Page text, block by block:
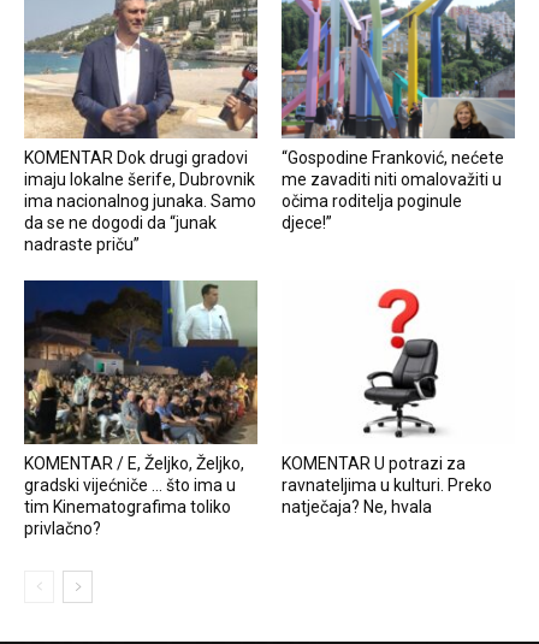
KOMENTAR Dok drugi gradovi
imaju lokalne šerife, Dubrovnik
ima nacionalnog junaka. Samo
da se ne dogodi da “junak
nadraste priču”
“Gospodine Franković, nećete
me zavaditi niti omalovažiti u
očima roditelja poginule
djece!”
KOMENTAR / E, Željko, Željko,
gradski vijećniče … što ima u
tim Kinematografima toliko
privlačno?
KOMENTAR U potrazi za
ravnateljima u kulturi. Preko
natječaja? Ne, hvala